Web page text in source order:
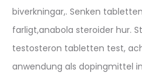
biverkningar,. Senken
farligt,anabola steroider hur.
testosteron tabletten test,
anwendung als dopingmittel